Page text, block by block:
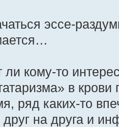
эссе-
кому-то
в
ряд каких-то
на друга и